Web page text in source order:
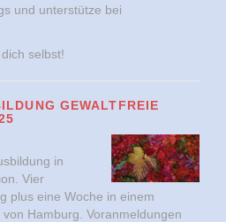
und unterstütze bei
selbst!
GEWALTFREIE
in
Vier
plus eine Woche in einem
Hamburg. Voranmeldungen